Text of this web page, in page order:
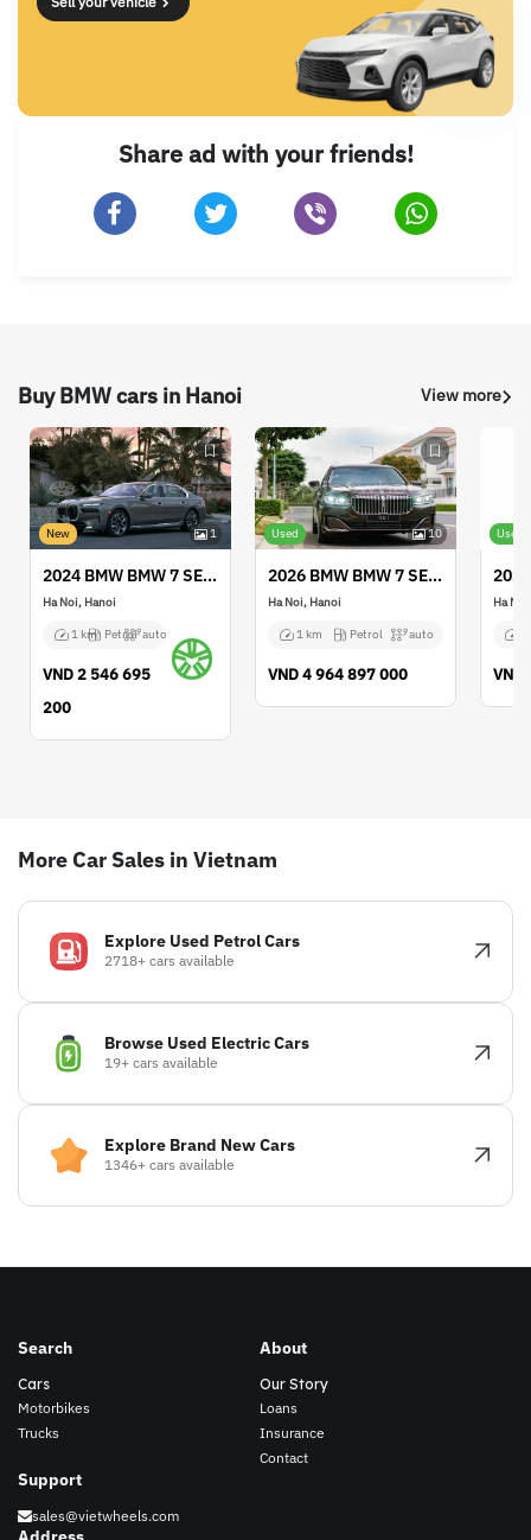
Share ad with your friends!
Buy BMW cars in Hanoi View more
New 1
2024 BMW BMW 7 SERIES
Ha Noi, Hanoi
1 km Petrol auto
VND2 546 695
200
Used 10
2026 BMW BMW 7 SERIES
Ha Noi, Hanoi
1 km Petrol auto
VND4 964 897 000
Used
Ha
VND
More Car Sales in Vietnam
Explore Used Petrol Cars
2718+ cars available
Browse Used Electric Cars
19+ cars available
Explore Brand New Cars
1346+ cars available
Search
Cars
Motorbikes
Trucks
About
Our Story
Loans
Insurance
Contact
Support
sales@vietwheels.com